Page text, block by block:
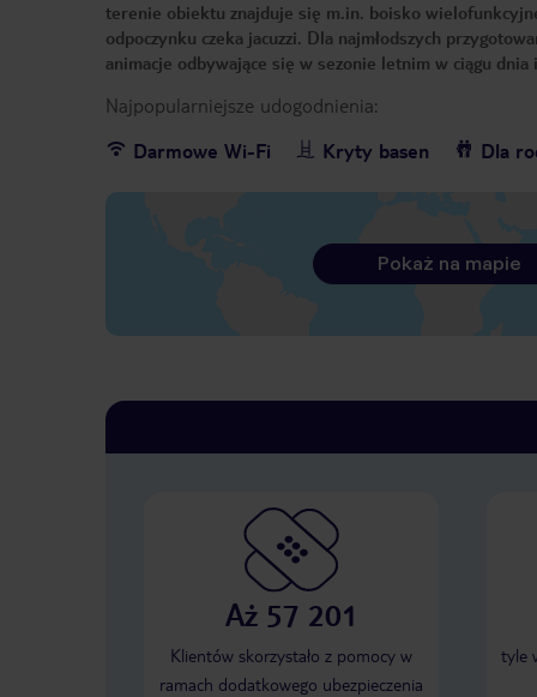
terenie obiektu znajduje się m.in. boisko
odpoczynku czeka jacuzzi. Dla najmłodszych
animacje odbywające się w sezonie letnim w ciągu dnia
Najpopularniejsze udogodnienia:
Darmowe Wi-Fi
Kryty basen Dla
Pokaż na mapie
Aż 57 201
Klientów skorzystało z pomocy w
ramach dodatkowego ubezpieczenia
tyle